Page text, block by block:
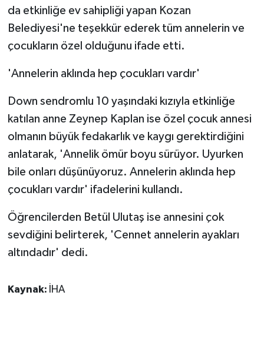
da etkinliğe ev sahipliği yapan Kozan
Belediyesi'ne teşekkür ederek tüm annelerin ve
çocukların özel olduğunu ifade etti.
'Annelerin aklında hep çocukları vardır'
Down sendromlu 10 yaşındaki kızıyla etkinliğe
katılan anne Zeynep Kaplan ise özel çocuk annesi
olmanın büyük fedakarlık ve kaygı gerektirdiğini
anlatarak, 'Annelik ömür boyu sürüyor. Uyurken
bile onları düşünüyoruz. Annelerin aklında hep
çocukları vardır' ifadelerini kullandı.
Öğrencilerden Betül Ulutaş ise annesini çok
sevdiğini belirterek, 'Cennet annelerin ayakları
altındadır' dedi.
Kaynak: İHA
Sağlık
SİYASET
TEKNOLOJİ
Turizm
ÜLKE GÜNDEMİ
YAŞAM
YEREL
Yerel Haberler